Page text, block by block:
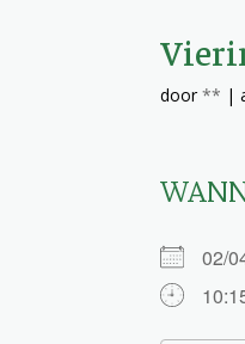
door** |
02/